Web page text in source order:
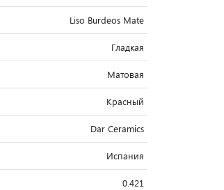
Liso Burdeos Mate
Гладкая
Матовая
Красный
Dar Ceramics
Испания
0.421